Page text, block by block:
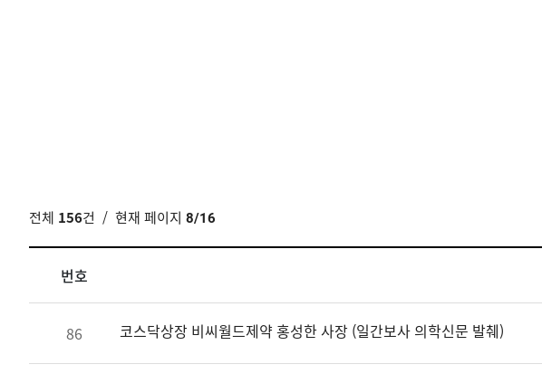
전체 156건 / 현재 페이지 8/16
번호
86 코스닥상장 비씨월드제약 홍성한 사장 (일간보사 의학신문 발췌)